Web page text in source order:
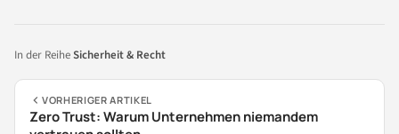
In der ReiheSicherheit & Recht
VORHERIGER ARTIKEL
Zero Trust: Warum Unternehmen niemandem